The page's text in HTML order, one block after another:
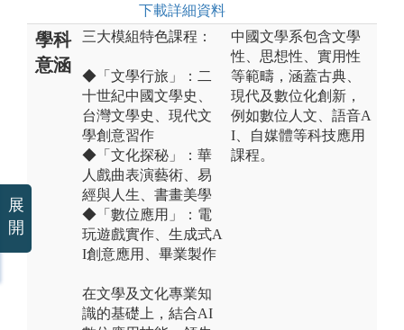
下載詳細資料
學科
意涵
三大模組特色課程：
◆「文學行旅」：二
十世紀中國文學史、
台灣文學史、現代文
學創意習作
◆「文化探秘」：華
人戲曲表演藝術、易
經與人生、書畫美學
◆「數位應用」：電
玩遊戲實作、生成式A
I創意應用、畢業製作
在文學及文化專業知
識的基礎上，結合AI
中國文學系包含文學
性、思想性、實用性
等範疇，涵蓋古典、
現代及數位化創新，
例如數位人文、語音A
I、自媒體等科技應用
課程。
展
開